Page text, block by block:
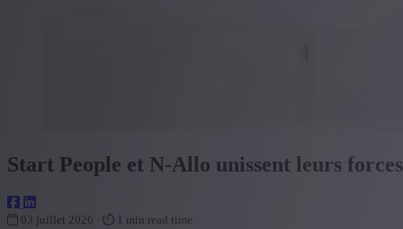
Start People et N-Allo unissent leurs forces
03 juillet 2026 · 1 min read time